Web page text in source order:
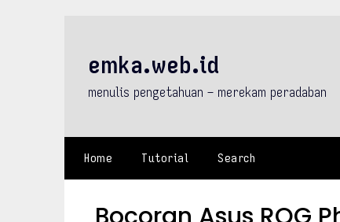
emka.web.id
menulis pengetahuan – merekam peradaban
Home Tutorial Search